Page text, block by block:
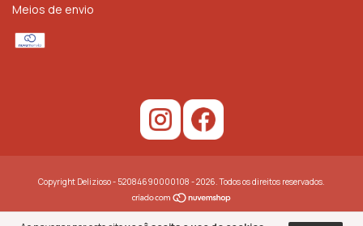
Meios de envio
Copyright Delizioso - 52084690000108 - 2026. Todos os direitos reservados.